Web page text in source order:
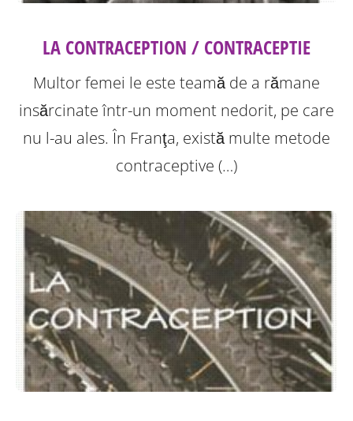
LA CONTRACEPTION / CONTRACEPTIE
Multor femei le este teamă de a rămane
insărcinate într-un moment nedorit, pe care
nu l-au ales. În Franţa, există multe metode
contraceptive (…)